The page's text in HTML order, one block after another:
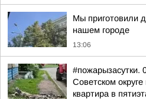
Мы приготовили
нашем городе
13:06
#пожарызасутки.
Советском
квартира в